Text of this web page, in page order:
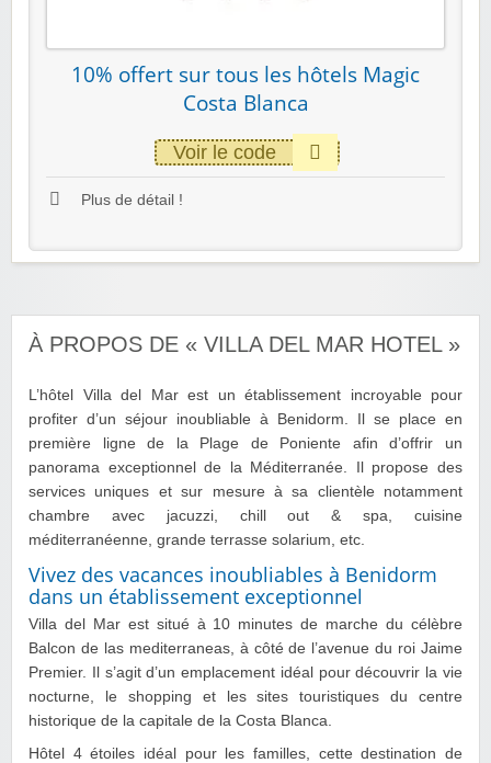
10% offert sur tous les hôtels Magic
Costa Blanca
Voir le code
Plus de détail !
À PROPOS DE « VILLA DEL MAR HOTEL »
L’hôtel Villa del Mar est un établissement incroyable pour
profiter d’un séjour inoubliable à Benidorm. Il se place en
première ligne de la Plage de Poniente afin d’offrir un
panorama exceptionnel de la Méditerranée. Il propose des
services uniques et sur mesure à sa clientèle notamment
chambre avec jacuzzi, chill out & spa, cuisine
méditerranéenne, grande terrasse solarium, etc.
Vivez des vacances inoubliables à Benidorm
dans un établissement exceptionnel
Villa del Mar est situé à 10 minutes de marche du célèbre
Balcon de las mediterraneas, à côté de l’avenue du roi Jaime
Premier. Il s’agit d’un emplacement idéal pour découvrir la vie
nocturne, le shopping et les sites touristiques du centre
historique de la capitale de la Costa Blanca.
Hôtel 4 étoiles idéal pour les familles, cette destination de